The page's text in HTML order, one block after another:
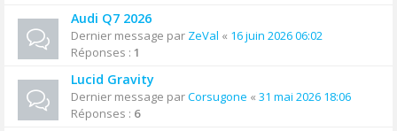
Audi Q7 2026
Dernier message par ZeVal « 16 juin 2026 06:02
Réponses : 1
Lucid Gravity
Dernier message parCorsugone « 31 mai 2026 18:06
Réponses : 6